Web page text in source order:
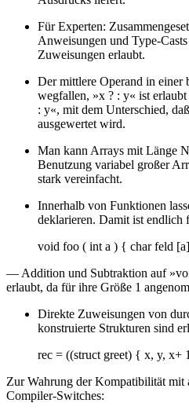
Für Experten:
Anweisungen und Type-
Zuweisungen erlaubt.
Der mittlere Operand in einer
wegfallen, »x ? : y« ist
: y«, mit dem Unterschied,
ausgewertet wird.
Man kann Arrays mit Länge
Benutzung variabel großer
stark vereinfacht.
Innerhalb von Funktionen
deklarieren. Damit ist endlich
void foo ( int a ) { char feld
— Addition und Subtraktion auf
erlaubt, da für ihre Größe 1
Direkte Zuweisungen von
konstruierte Strukturen sind
rec = ((struct greet) { x, y, x+
Zur Wahrung der Kompatibilität mit
Compiler-Switches: